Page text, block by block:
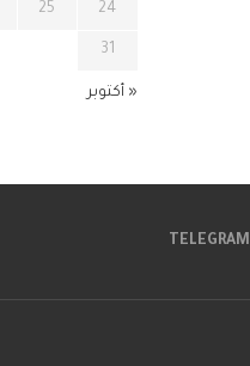
24
25
31
« أكتوبر
TELEGRAM